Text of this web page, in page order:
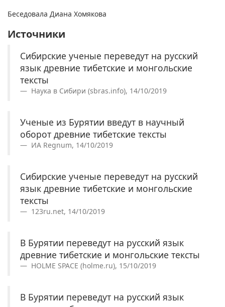
Беседовала Диана Хомякова
Источники
Сибирские ученые переведут на русский
язык древние тибетские и монгольские
тексты
Наука в Сибири (sbras.info), 14/10/2019
Ученые из Бурятии введут в научный
оборот древние тибетские тексты
ИА Regnum, 14/10/2019
Сибирские ученые переведут на русский
язык древние тибетские и монгольские
тексты
123ru.net, 14/10/2019
В Бурятии переведут на русский язык
древние тибетские и монгольские тексты
HOLME SPACE (holme.ru), 15/10/2019
В Бурятии переведут на русский язык